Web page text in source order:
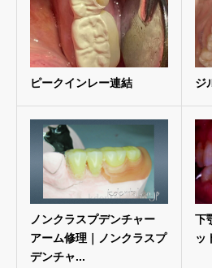
ピークインレー連結 ジ
ノンクラスプデンチャー
アーム修理｜ノンクラスプ
デンチャ...
下
ッ